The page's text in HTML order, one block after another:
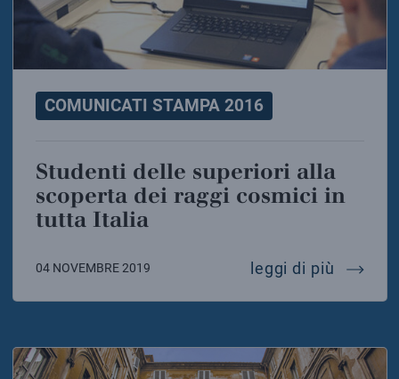
COMUNICATI STAMPA 2016
Studenti delle superiori alla
scoperta dei raggi cosmici in
tutta Italia
04 NOVEMBRE 2019 leggi di più